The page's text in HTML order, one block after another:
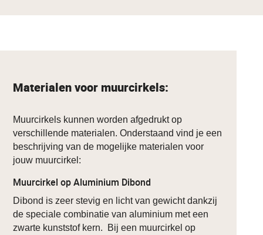
Materialen voor muurcirkels:
Muurcirkels kunnen worden afgedrukt op
verschillende materialen. Onderstaand vind je een
beschrijving van de mogelijke materialen voor
jouw muurcirkel:
Muurcirkel op Aluminium Dibond
Dibond is zeer stevig en licht van gewicht dankzij
de speciale combinatie van aluminium met een
zwarte kunststof kern. Bij een muurcirkel op